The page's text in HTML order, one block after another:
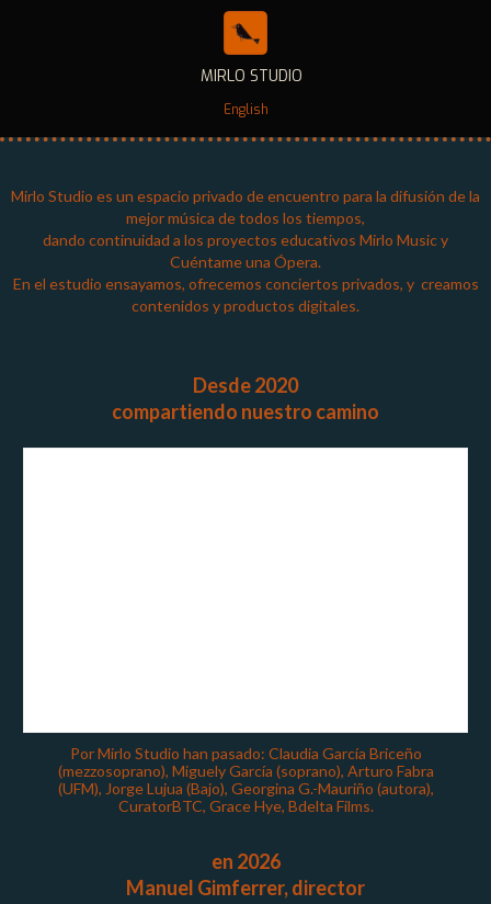
MIRLO STUDIO
English
Mirlo Studio es un espacio privado de encuentro para la difusión de la
mejor música de todos los tiempos,
dando continuidad a los proyectos educativos Mirlo Music y
Cuéntame una Ópera.
En el estudio ensayamos, ofrecemos conciertos privados, y creamos
contenidos y productos digitales.
Desde 2020
compartiendo nuestro camino
Por Mirlo Studio han pasado: Claudia García Briceño
(mezzosoprano), Miguely García (soprano), Arturo Fabra
(UFM), Jorge Lujua (Bajo), Georgina G.-Mauriño (autora),
CuratorBTC, Grace Hye, Bdelta Films.
en 2026
Manuel Gimferrer, director